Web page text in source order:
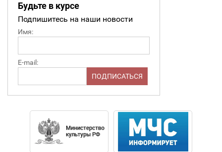
Будьте в курсе
Подпишитесь на наши новости
Имя:
E-mail: